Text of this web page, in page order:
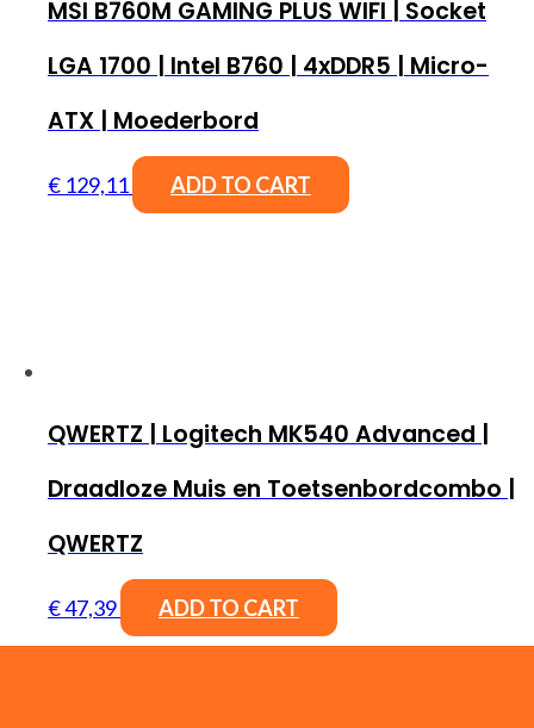
MSI B760M GAMING PLUS WIFI | Socket
LGA 1700 | Intel B760 | 4xDDR5 | Micro-
ATX | Moederbord
€ 129,11 ADD TO CART
QWERTZ | Logitech MK540 Advanced |
Draadloze Muis en Toetsenbordcombo |
QWERTZ
€47,39 ADD TO CART